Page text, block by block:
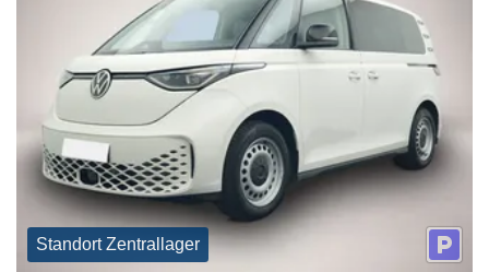
Standort Zentrallager